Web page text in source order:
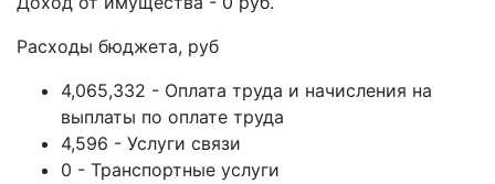
Расходы бюджета, руб
4,065,332 - Оплата труда и начисления на
выплаты по оплате труда
4,596 - Услуги связи
0 - Транспортные услуги